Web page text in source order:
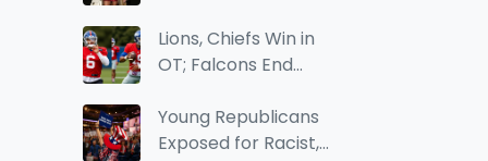
Eggs on Jimmy
Kimmel Live!
Lions, Chiefs Win in
OT; Falcons End
Dramatic NFL Week
12
Young Republicans
Exposed for Racist,